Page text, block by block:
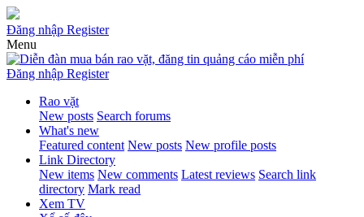
Đăng nhập Register
Menu
Đăng nhập Register
Rao vặt
New posts Search forums
What's new
Featured content New posts New profile posts
Link Directory
New items New comments Latest reviews Search link
directory Mark read
Xem TV